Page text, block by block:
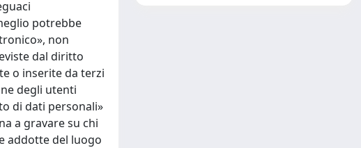
potrebbe
non
dal diritto
o inserite da terzi
degli utenti
di dati personali»
a gravare su chi
addotte del luogo